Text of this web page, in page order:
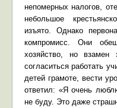
непомерных налогов,
небольшое
изъято. Однако
компромисс. Они
хозяйство, но
согласиться работать
детей грамоте, вести
ответил: «Я очень
не буду. Это даже